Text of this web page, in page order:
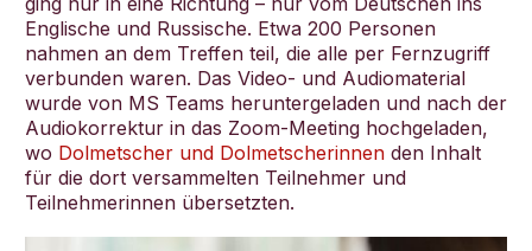
Englische und Russische. Etwa 200 Personen
nahmen an dem Treffen teil, die alle per Fernzugriff
verbunden waren. Das Video- und Audiomaterial
wurde von MS Teams heruntergeladen und nach der
Audiokorrektur in das Zoom-Meeting hochgeladen,
wo Dolmetscher und Dolmetscherinnen den Inhalt
für die dort versammelten Teilnehmer und
Teilnehmerinnen übersetzten.